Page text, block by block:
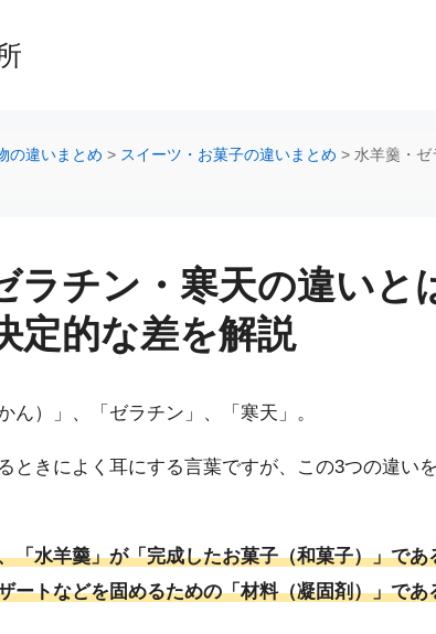
の違いまとめ > スイーツ・お菓子の違いまとめ > 水羊羹・
ラチン・寒天の違いと
定的な差を解説
ん）」、「ゼラチン」、「寒天」。
ときによく耳にする言葉ですが、この3つの違い
「水羊羹」が「完成したお菓子（和菓子）」で
ートなどを固めるための「材料（凝固剤）」であ